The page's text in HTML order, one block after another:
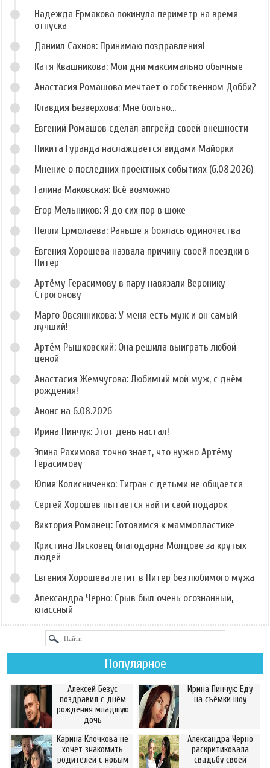
Надежда Ермакова покинула периметр на время
отпуска
Даниил Сахнов: Принимаю поздравления!
Катя Квашникова: Мои дни максимально обычные
Анастасия Ромашова мечтает о собственном Добби?
Клавдия Безверхова: Мне больно...
Евгений Ромашов сделал апгрейд своей внешности
Никита Гуранда наслаждается видами Майорки
Мнение о последних проектных событиях (6.08.2026)
Галина Маковская: Всё возможно
Егор Мельников: Я до сих пор в шоке
Нелли Ермолаева: Раньше я боялась одиночества
Евгения Хорошева назвала причину своей поездки в
Питер
Артёму Герасимову в пару навязали Веронику
Строгонову
Марго Овсянникова: У меня есть муж и он самый
лучший!
Артём Рышковский: Она решила выиграть любой
ценой
Анастасия Жемчугова: Любимый мой муж, с днём
рождения!
Анонс на 6.08.2026
Ирина Пинчук: Этот день настал!
Элина Рахимова точно знает, что нужно Артёму
Герасимову
Юлия Колисниченко: Тигран с детьми не общается
Сергей Хорошев пытается найти свой подарок
Виктория Романец: Готовимся к маммопластике
Кристина Лясковец благодарна Молдове за крутых
людей
Евгения Хорошева летит в Питер без любимого мужа
Александра Черно: Срыв был очень осознанный,
классный
Популярное
Алексей Безус
поздравил с днём
рождения младшую
дочь
Ирина Пинчук: Еду
на съёмки шоу
Карина Клочкова не
хочет знакомить
родителей с новым
Александра Черно
раскритиковала
свадьбу своей